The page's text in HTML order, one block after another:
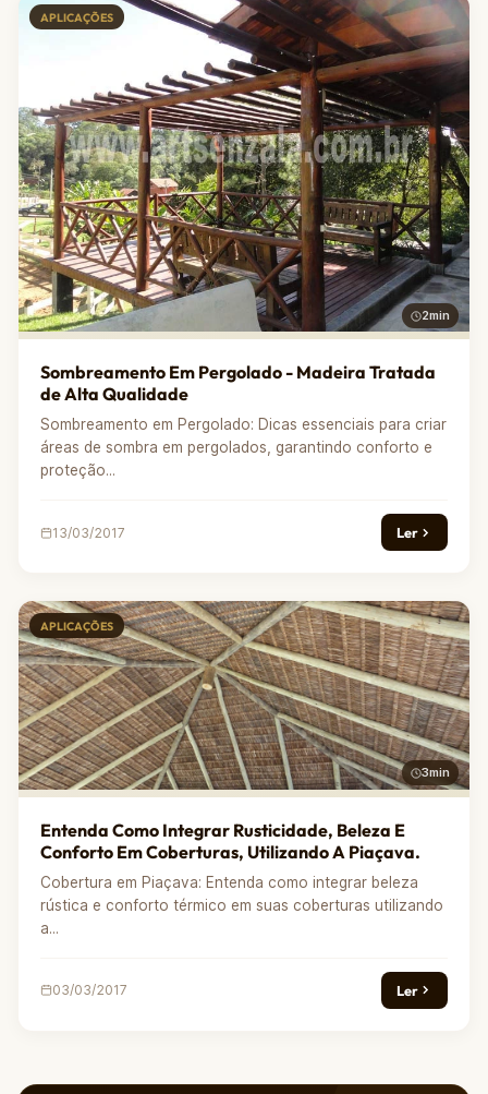
APLICAÇÕES
2min
Sombreamento Em Pergolado - Madeira Tratada
de Alta Qualidade
Sombreamento em Pergolado: Dicas essenciais para criar
áreas de sombra em pergolados, garantindo conforto e
proteção...
13/03/2017 Ler
APLICAÇÕES
3min
Entenda Como Integrar Rusticidade, Beleza E
Conforto Em Coberturas, Utilizando A Piaçava.
Cobertura em Piaçava: Entenda como integrar beleza
rústica e conforto térmico em suas coberturas utilizando
a...
03/03/2017 Ler